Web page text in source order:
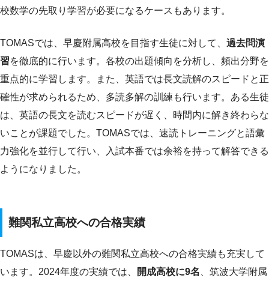
校数学の先取り学習が必要になるケースもあります。
TOMASでは、早慶附属高校を目指す生徒に対して、 過去問演
習を徹底的に行います。各校の出題傾向を分析し、頻出分野を
重点的に学習します。また、英語では長文読解のスピードと正
確性が求められるため、多読多解の訓練も行います。ある生徒
は、英語の長文を読むスピードが遅く、時間内に解き終わらな
いことが課題でした。TOMASでは、速読トレーニングと語彙
力強化を並行して行い、入試本番では余裕を持って解答できる
ようになりました。
難関私立高校への合格実績
TOMASは、早慶以外の難関私立高校への合格実績も充実して
います。2024年度の実績では、
開成高校に9名
、筑波大学附属